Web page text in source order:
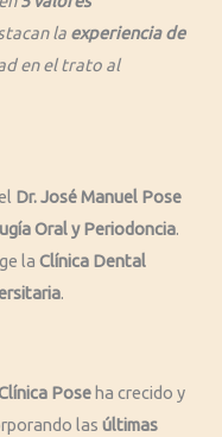
la experiencia de
en el trato al
Dr. José Manuel Pose
Oral y Periodoncia.
la Clínica Dental
.
Pose ha crecido y
las últimas